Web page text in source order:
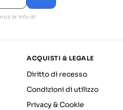
le info di
ACQUISTI & LEGALE
Diritto di recesso
Condizioni di utilizzo
Privacy & Cookie